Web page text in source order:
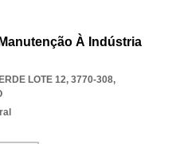
À Indústria
LOTE 12, 3770-308,